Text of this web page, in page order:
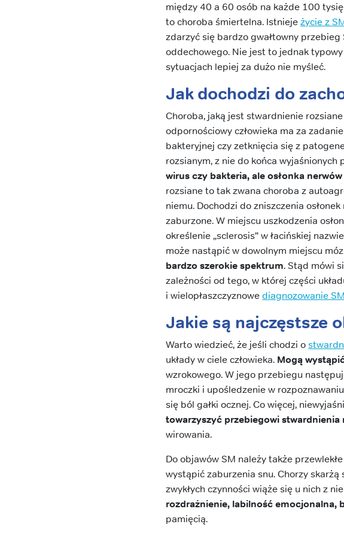
między 40 a 60 osób na każde 100
to choroba śmiertelna. Istniejeżycie z
zdarzyć się bardzo gwałtowny przebieg
oddechowego. Nie jest to jednak
sytuacjach lepiej za dużo nie myśleć.
Jak dochodzi do
Choroba, jaką jest stwardnienie
odpornościowy człowieka ma za
bakteryjnej czy zetknięcia się z
rozsianym, z nie do końca wyjaśnionych
wirus czy bakteria, ale osłonka
rozsiane to tak zwana choroba z
niemu. Dochodzi do zniszczenia
zaburzone. W miejscu uszkodzenia
określenie „sclerosis” w łacińskiej
może nastąpić w dowolnym miejscu
bardzo szerokie spektrum. Stąd mówi
zależności od tego, w której części
i wielopłaszczyznowediagnozowanie
Jakie są najczęstsze
Warto wiedzieć, że jeśli chodzi o
układy w ciele człowieka. Mogą
wzrokowego. W jego przebiegu
mroczki i upośledzenie w
się ból gałki ocznej. Co więcej,
towarzyszyć przebiegowi stwardnienia
wirowania.
Do objawów SM należy także
wystąpić zaburzenia snu. Chorzy
zwykłych czynności wiąże się u nich z
rozdrażnienie, labilność emocjonalna,
pamięcią.